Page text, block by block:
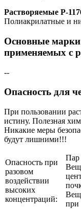
Растворяемые Р-
Полиакрилатные и
Основные
применяемых с
--
Опасность для
При пользовании
истину. Полезная
Никакие меры
будут лишними!!!
Опасность при
разовом
воздействии
высоких
концентраций:
Пар
при